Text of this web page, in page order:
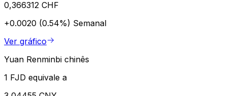
0,366312 CHF
+0.0020 (0.54%) Semanal
Ver gráfico
Yuan Renminbi chinês
1 FJD equivale a